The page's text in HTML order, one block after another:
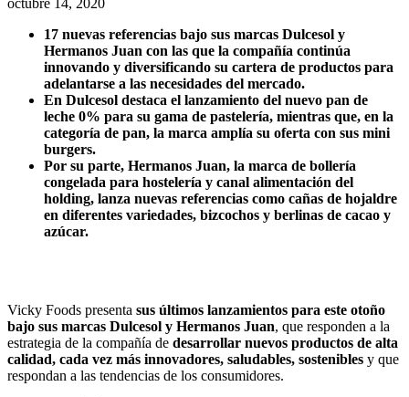
17 nuevas referencias bajo sus marcas Dulcesol y
Hermanos Juan con las que la compañía continúa
innovando y diversificando su cartera de productos para
adelantarse a las necesidades del mercado.
En Dulcesol destaca el lanzamiento del nuevo pan de
leche 0% para su gama de pastelería, mientras que, en la
categoría de pan, la marca amplía su oferta con sus mini
burgers.
Por su parte, Hermanos Juan, la marca de bollería
congelada para hostelería y canal alimentación del
holding, lanza nuevas referencias como cañas de hojaldre
en diferentes variedades, bizcochos y berlinas de cacao y
azúcar.
Vicky Foods presenta sus últimos lanzamientos para este otoño
bajo sus marcas Dulcesol y Hermanos Juan, que responden a la
estrategia de la compañía de desarrollar nuevos productos de alta
calidad, cada vez más innovadores, saludables, sostenibles y que
respondan a las tendencias de los consumidores.